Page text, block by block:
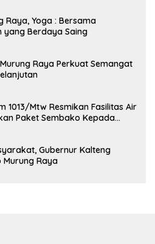
Raya, Yoga : Bersama
yang Berdaya Saing
Raya Perkuat Semangat
1013/Mtw Resmikan Fasilitas Air
Paket Sembako Kepada
Gubernur Kalteng
Murung Raya